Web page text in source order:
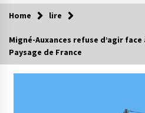
Home lire
Migné-Auxances refuse d’agir
Paysage de France